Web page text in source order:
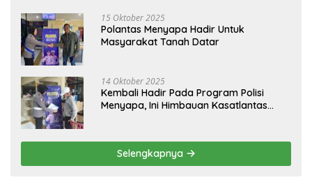
15 Oktober 2025
Polantas Menyapa Hadir Untuk
Masyarakat Tanah Datar
14 Oktober 2025
Kembali Hadir Pada Program Polisi
Menyapa, Ini Himbauan Kasatlantas
Selengkapnya